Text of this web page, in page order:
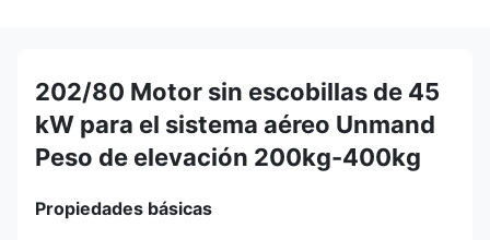
202/80 Motor sin escobillas de 45
kW para el sistema aéreo Unmand
Peso de elevación 200kg-400kg
Propiedades básicas